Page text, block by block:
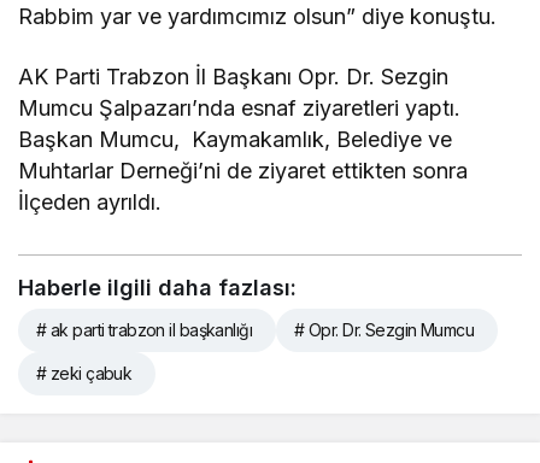
Rabbim yar ve yardımcımız olsun” diye konuştu.
AK Parti Trabzon İl Başkanı Opr. Dr. Sezgin
Mumcu Şalpazarı’nda esnaf ziyaretleri yaptı.
Başkan Mumcu, Kaymakamlık, Belediye ve
Muhtarlar Derneği’ni de ziyaret ettikten sonra
İlçeden ayrıldı.
Haberle ilgili daha fazlası:
# ak parti trabzon il başkanlığı # Opr. Dr. Sezgin Mumcu
# zeki çabuk